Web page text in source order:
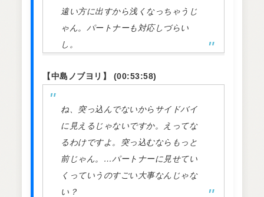
遠い方に出すから浅くなっちゃうじ
ゃん。パートナーも対応しづらい
し。
【中島ノブヨリ】 (00:53:58)
ね、突っ込んでないからサイドバイ
に見えるじゃないですか。えってな
るわけですよ。突っ込むならもっと
前じゃん。…パートナーに見せてい
くっていうのすごい大事なんじゃな
い？